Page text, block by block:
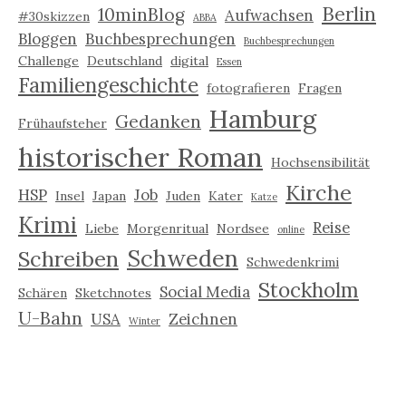
#30skizzen 10minBlog ABBA Aufwachsen Berlin
Bloggen Buchbesprechungen Buchbesprechungen
Challenge Deutschland digital Essen
Familiengeschichte fotografieren Fragen
Frühaufsteher Gedanken Hamburg
historischer Roman Hochsensibilität
HSP Insel Japan Job Juden Kater Katze Kirche
Krimi Liebe Morgenritual Nordsee online Reise
Schreiben Schweden Schwedenkrimi
Schären Sketchnotes Social Media Stockholm
U-Bahn USA Winter Zeichnen